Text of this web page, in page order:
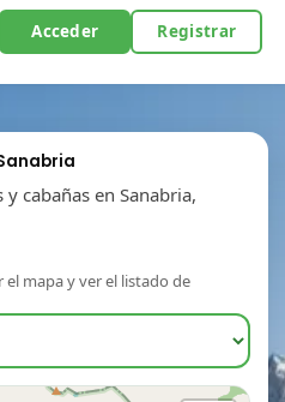
Acceder Registrar
cabañas en Sanabria,
el mapa y ver el listado de